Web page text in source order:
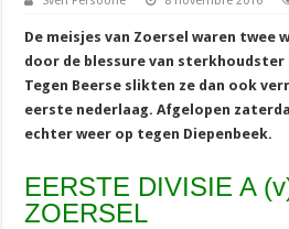
De meisjes van Zoersel waren twee
door de blessure van sterkhoudster
Tegen Beerse slikten ze dan ook
eerste nederlaag. Afgelopen
echter weer op tegen Diepenbeek.
EERSTE DIVISIE A
ZOERSEL